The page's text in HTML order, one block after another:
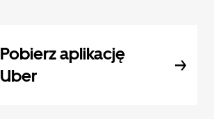
Pobierz aplikację
Uber